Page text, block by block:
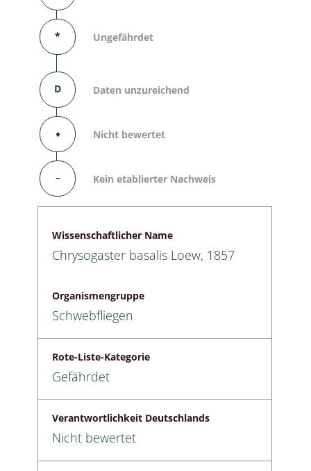
* Ungefährdet
D Daten unzureichend
⬧ Nicht bewertet
– Kein etablierter Nachweis
Wissenschaftlicher Name
Chrysogaster basalis Loew, 1857
Organismengruppe
Schwebfliegen
Rote-Liste-Kategorie
Gefährdet
Verantwortlichkeit Deutschlands
Nicht bewertet